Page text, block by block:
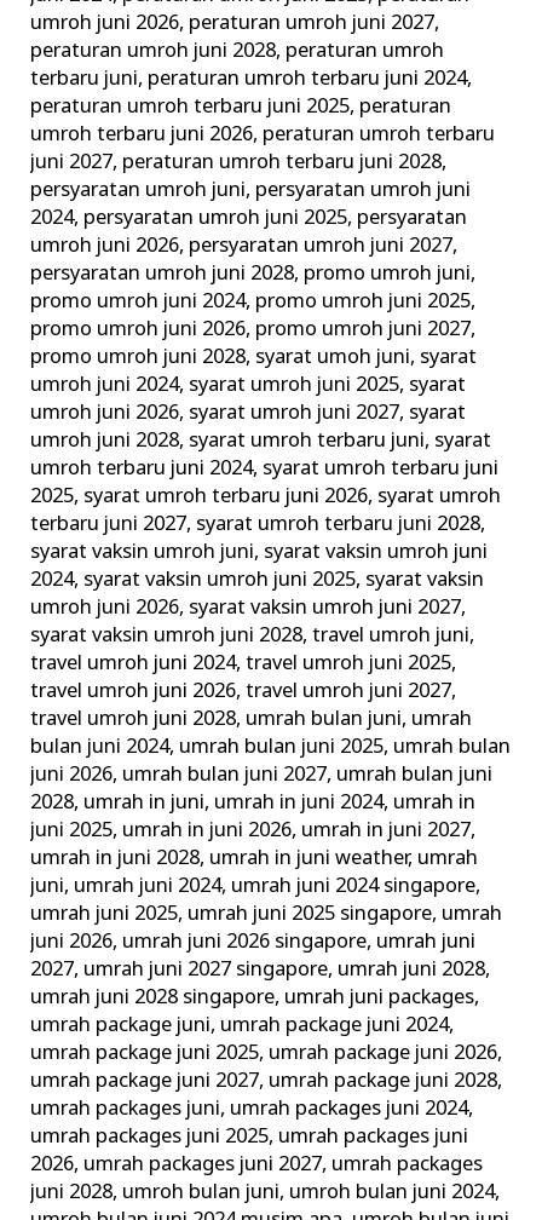
umroh juni 2026, peraturan umroh juni 2027,
peraturan umroh juni 2028, peraturan umroh
terbaru juni, peraturan umroh terbaru juni 2024,
peraturan umroh terbaru juni 2025, peraturan
umroh terbaru juni 2026, peraturan umroh terbaru
juni 2027, peraturan umroh terbaru juni 2028,
persyaratan umroh juni, persyaratan umroh juni
2024, persyaratan umroh juni 2025, persyaratan
umroh juni 2026, persyaratan umroh juni 2027,
persyaratan umroh juni 2028, promo umroh juni,
promo umroh juni 2024, promo umroh juni 2025,
promo umroh juni 2026, promo umroh juni 2027,
promo umroh juni 2028, syarat umoh juni, syarat
umroh juni 2024, syarat umroh juni 2025, syarat
umroh juni 2026, syarat umroh juni 2027, syarat
umroh juni 2028, syarat umroh terbaru juni, syarat
umroh terbaru juni 2024, syarat umroh terbaru juni
2025, syarat umroh terbaru juni 2026, syarat umroh
terbaru juni 2027, syarat umroh terbaru juni 2028,
syarat vaksin umroh juni, syarat vaksin umroh juni
2024, syarat vaksin umroh juni 2025, syarat vaksin
umroh juni 2026, syarat vaksin umroh juni 2027,
syarat vaksin umroh juni 2028,travel umroh juni,
travel umroh juni 2024,travel umroh juni 2025,
travel umroh juni 2026,travel umroh juni 2027,
travel umroh juni 2028, umrah bulan juni, umrah
bulan juni 2024, umrah bulan juni 2025, umrah bulan
juni 2026, umrah bulan juni 2027, umrah bulan juni
2028, umrah in juni, umrah in juni 2024, umrah in
juni 2025, umrah in juni 2026, umrah in juni 2027,
umrah in juni 2028, umrah in juni weather, umrah
juni, umrah juni 2024, umrah juni 2024 singapore,
umrah juni 2025, umrah juni 2025 singapore, umrah
juni 2026, umrah juni 2026 singapore, umrah juni
2027, umrah juni 2027 singapore, umrah juni 2028,
umrah juni 2028 singapore, umrah juni packages,
umrah package juni, umrah package juni 2024,
umrah package juni 2025, umrah package juni 2026,
umrah package juni 2027, umrah package juni 2028,
umrah packages juni, umrah packages juni 2024,
umrah packages juni 2025, umrah packages juni
2026, umrah packages juni 2027, umrah packages
juni 2028, umroh bulan juni, umroh bulan juni 2024,